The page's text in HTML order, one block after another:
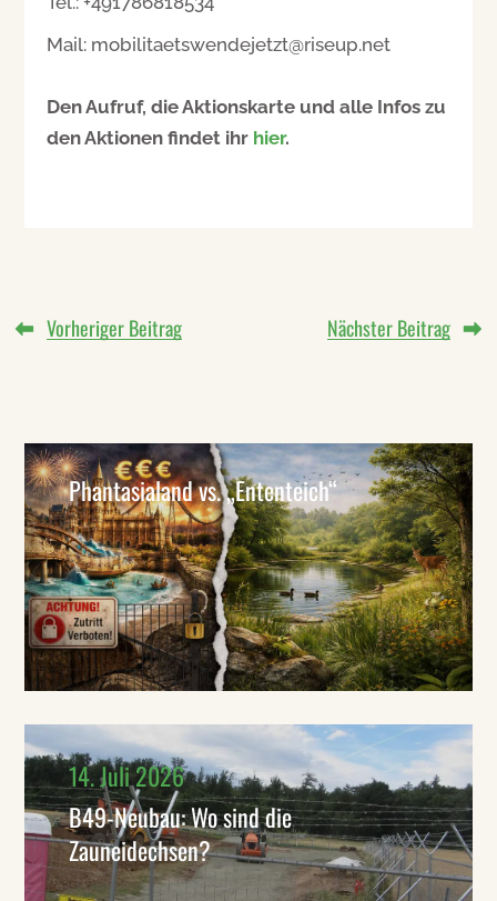
Mail: mobilitaetswendejetzt@riseup.net
Den Aufruf, die Aktionskarte und alle Infos zu
den Aktionen findet ihr hier.
Vorheriger Beitrag Nächster Beitrag
Phantasialand vs. „Ententeich“
14. Juli 2026
B49-Neubau: Wo sind die
Zauneidechsen?